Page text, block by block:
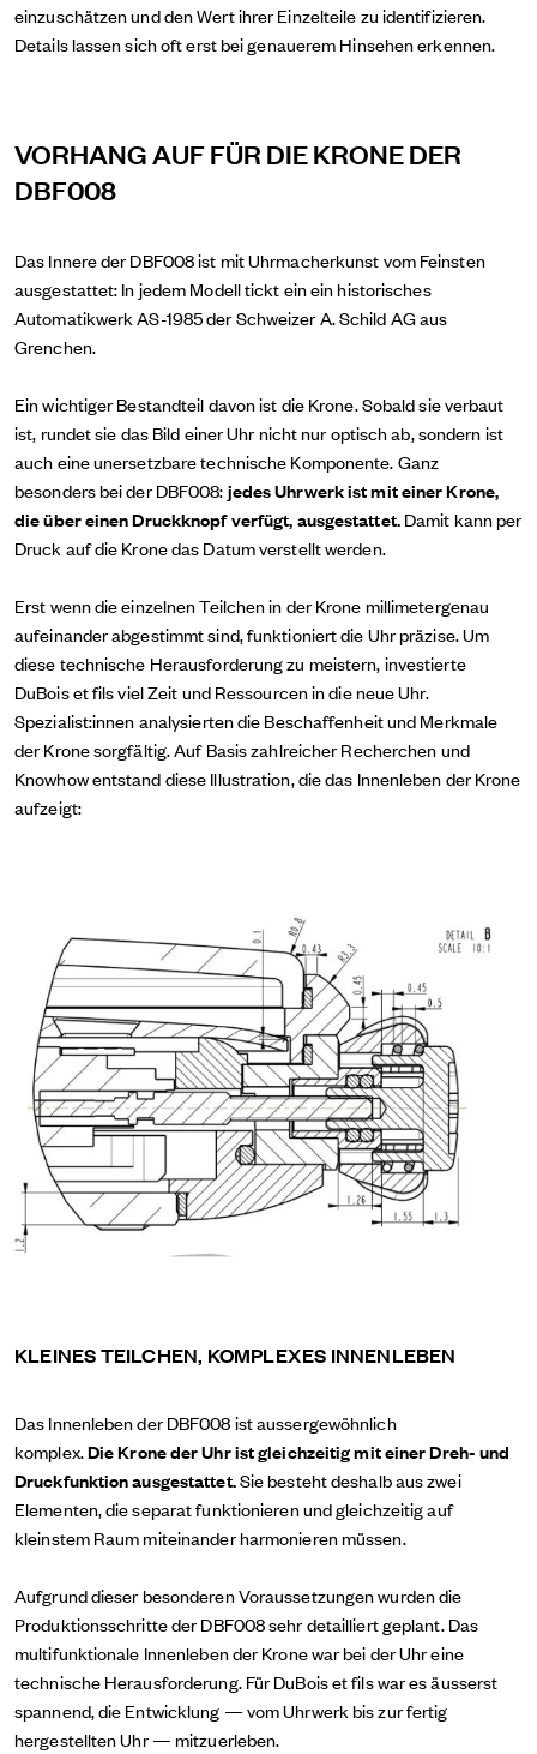
einzuschätzen und den Wert ihrer Einzelteile zu identifizieren.
Details lassen sich oft erst bei genauerem Hinsehen erkennen.
VORHANG AUF FÜR DIE KRONE DER
DBF008
Das Innere der DBF008 ist mit Uhrmacherkunst vom Feinsten
ausgestattet: In jedem Modell tickt ein ein historisches
Automatikwerk AS-1985 der Schweizer A. Schild AG aus
Grenchen.
Ein wichtiger Bestandteil davon ist die Krone. Sobald sie verbaut
ist, rundet sie das Bild einer Uhr nicht nur optisch ab, sondern ist
auch eine unersetzbare technische Komponente. Ganz
besonders bei der DBF008:jedes Uhrwerk ist mit einer Krone,
die über einen Druckknopf verfügt, ausgestattet.Damit kann per
Druck auf die Krone das Datum verstellt werden.
Erst wenn die einzelnen Teilchen in der Krone millimetergenau
aufeinander abgestimmt sind, funktioniert die Uhr präzise. Um
diese technische Herausforderung zu meistern, investierte
DuBois et fils viel Zeit und Ressourcen in die neue Uhr.
Spezialist:innen analysierten die Beschaffenheit und Merkmale
der Krone sorgfältig. Auf Basis zahlreicher Recherchen und
Knowhow entstand diese Illustration, die das Innenleben der Krone
aufzeigt:
KLEINES TEILCHEN, KOMPLEXES INNENLEBEN
Das Innenleben der DBF008 ist aussergewöhnlich
komplex.Die Krone der Uhr ist gleichzeitig mit einer Dreh- und
Druckfunktion ausgestattet.Sie besteht deshalb aus zwei
Elementen, die separat funktionieren und gleichzeitig auf
kleinstem Raum miteinander harmonieren müssen.
Aufgrund dieser besonderen Voraussetzungen wurden die
Produktionsschritte der DBF008 sehr detailliert geplant. Das
multifunktionale Innenleben der Krone war bei der Uhr eine
technische Herausforderung. Für DuBois et fils war es äusserst
spannend, die Entwicklung — vom Uhrwerk bis zur fertig
hergestellten Uhr — mitzuerleben.